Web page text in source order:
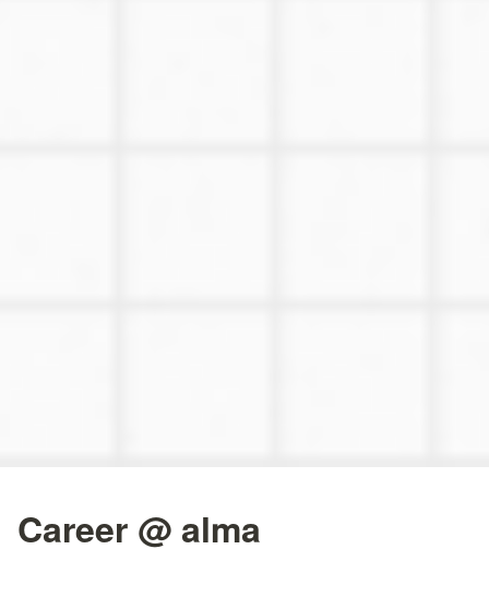
Career @ alma